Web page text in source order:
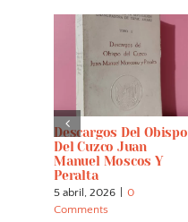
Descargos Del Obispo
Del Cuzco Juan
Manuel Moscos Y
Peralta
5 abril, 2026
0
Comments